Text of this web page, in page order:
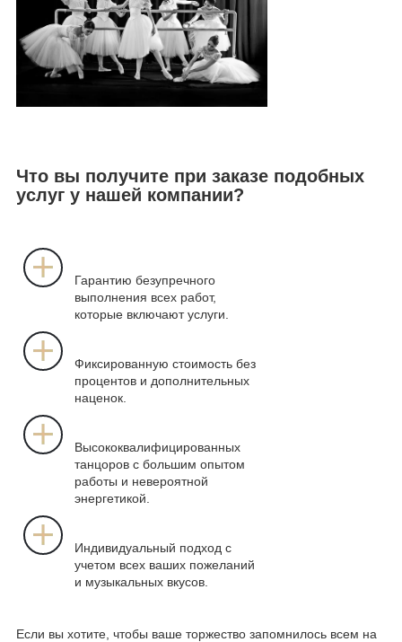
Что вы получите при заказе подобных
услуг у нашей компании?
Гарантию безупречного
выполнения всех работ,
которые включают услуги.
Фиксированную стоимость без
процентов и дополнительных
наценок.
Высококвалифицированных
танцоров с большим опытом
работы и невероятной
энергетикой.
Индивидуальный подход с
учетом всех ваших пожеланий
и музыкальных вкусов.
Если вы хотите, чтобы ваше торжество запомнилось всем на